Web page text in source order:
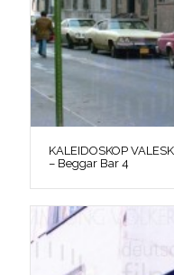
KALEIDOSKOP
– Beggar Bar 4